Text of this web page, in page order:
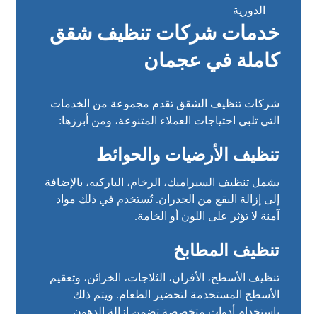
الدورية
خدمات شركات تنظيف شقق
كاملة في عجمان
شركات تنظيف الشقق تقدم مجموعة من الخدمات
التي تلبي احتياجات العملاء المتنوعة، ومن أبرزها:
تنظيف الأرضيات والحوائط
يشمل تنظيف السيراميك، الرخام، الباركيه، بالإضافة
إلى إزالة البقع من الجدران. تُستخدم في ذلك مواد
آمنة لا تؤثر على اللون أو الخامة.
تنظيف المطابخ
تنظيف الأسطح، الأفران، الثلاجات، الخزائن، وتعقيم
الأسطح المستخدمة لتحضير الطعام. ويتم ذلك
باستخدام أدوات متخصصة تضمن إزالة الدهون